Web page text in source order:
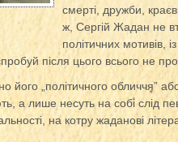
смерті, дружби,
ж, Сергій Жадан не
політичних мотивів,
після цього всього не
його „політичного обличчя”
а лише несуть на собі слід
на котру жаданові